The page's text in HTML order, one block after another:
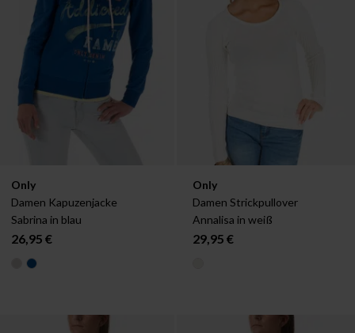
Verfügbar in:
XS
Only
Damen Kapuzenjacke
Sabrina in blau
26,95 €
Verfügbar in:
XS
Only
Damen Strickpullover
Annalisa in weiß
29,95 €